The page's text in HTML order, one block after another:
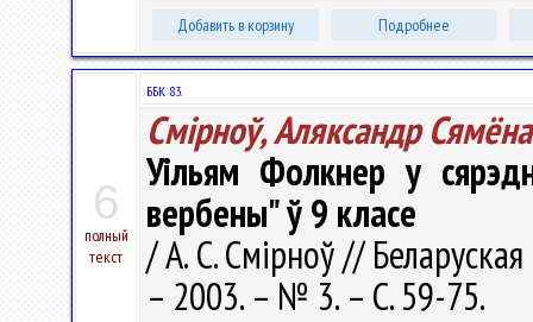
Добавить в корзину Подробнее
6
полный
текст
ББК 83.
Смірноў, Аляксандр
Уільям Фолкнер у
вербены" ў 9 класе
/ А. С. Смірноў //
– 2003. – № 3. – С. 59-75.